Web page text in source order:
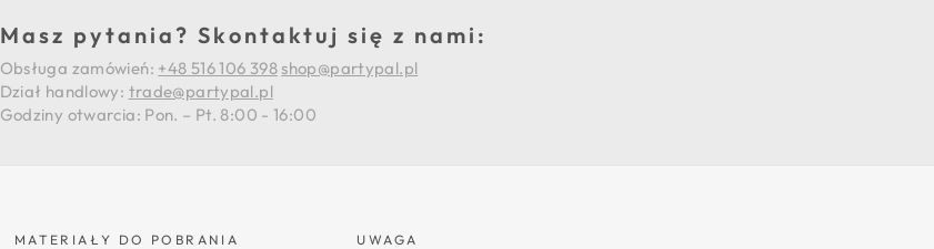
Masz pytania? Skontaktuj się z nami:
Obsługa zamówień: +48 516 106 398 shop@partypal.pl
Dział handlowy: trade@partypal.pl
Godziny otwarcia: Pon. – Pt. 8:00 - 16:00
MATERIAŁY DO POBRANIA UWAGA